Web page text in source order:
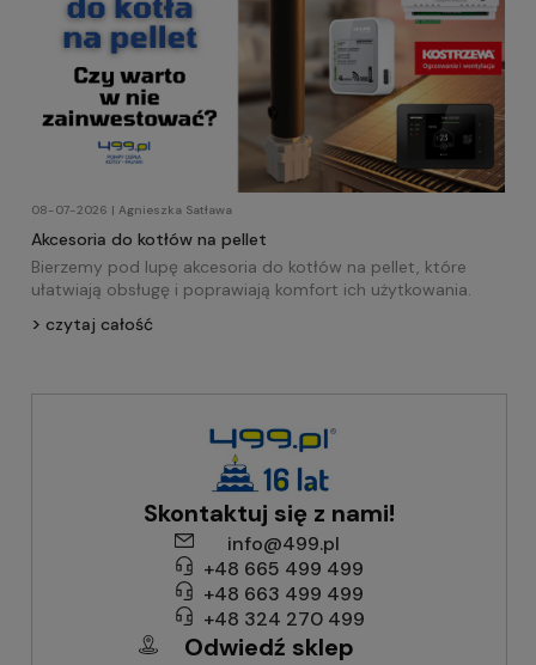
08-07-2026 | Agnieszka Satława
Akcesoria do kotłów na pellet
Bierzemy pod lupę akcesoria do kotłów na pellet, które
ułatwiają obsługę i poprawiają komfort ich użytkowania.
czytaj całość
Skontaktuj się z nami!
info@499.pl
+48 665 499 499
+48 663 499 499
+48 324 270 499
Odwiedź sklep